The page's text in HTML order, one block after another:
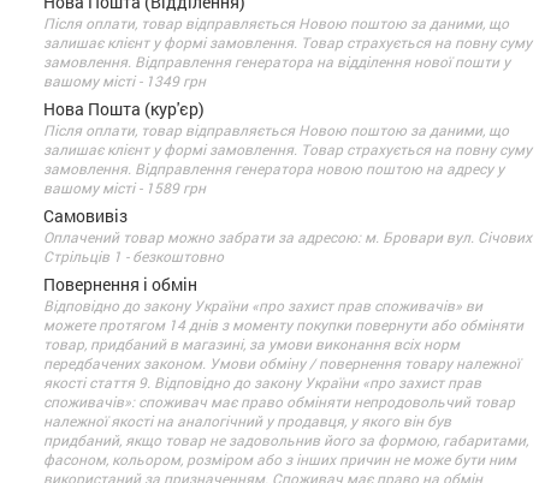
Після оплати, товар відправляється Новою поштою за даними, що
залишає клієнт у формі замовлення. Товар страхується на повну суму
замовлення. Відправлення генератора на відділення нової пошти у
вашому місті - 1349 грн
Нова Пошта (кур'єр)
Після оплати, товар відправляється Новою поштою за даними, що
залишає клієнт у формі замовлення. Товар страхується на повну суму
замовлення. Відправлення генератора новою поштою на адресу у
вашому місті - 1589 грн
Самовивіз
Оплачений товар можно забрати за адресою: м. Бровари вул. Січових
Стрільців 1 - безкоштовно
Повернення і обмін
Відповідно до закону України «про захист прав споживачів» ви
можете протягом 14 днів з моменту покупки повернути або обміняти
товар, придбаний в магазині, за умови виконання всіх норм
передбачених законом. Умови обміну / повернення товару належної
якості стаття 9. Відповідно до закону України «про захист прав
споживачів»: споживач має право обміняти непродовольчий товар
належної якості на аналогічний у продавця, у якого він був
придбаний, якщо товар не задовольнив його за формою, габаритами,
фасоном, кольором, розміром або з інших причин не може бути ним
використаний за призначенням. Споживач має право на обмін